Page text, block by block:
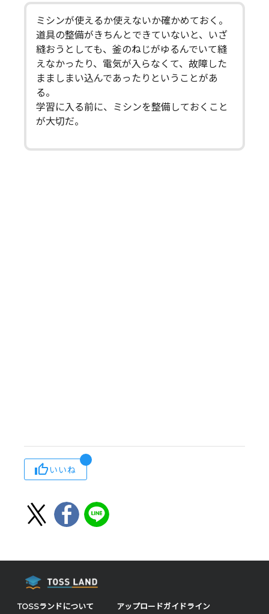
ミシンが使えるか使えないか確かめておく。
道具の整備がきちんとできていないと、いざ
縫おうとしても、釜のねじがゆるんでいて縫
えなかったり、電気が入らなくて、故障した
まましまい込んであったりということがあ
る。
学習に入る前に、ミシンを整備しておくこと
が大切だ。
いいね
TOSSランドについて アップロードガイドライン